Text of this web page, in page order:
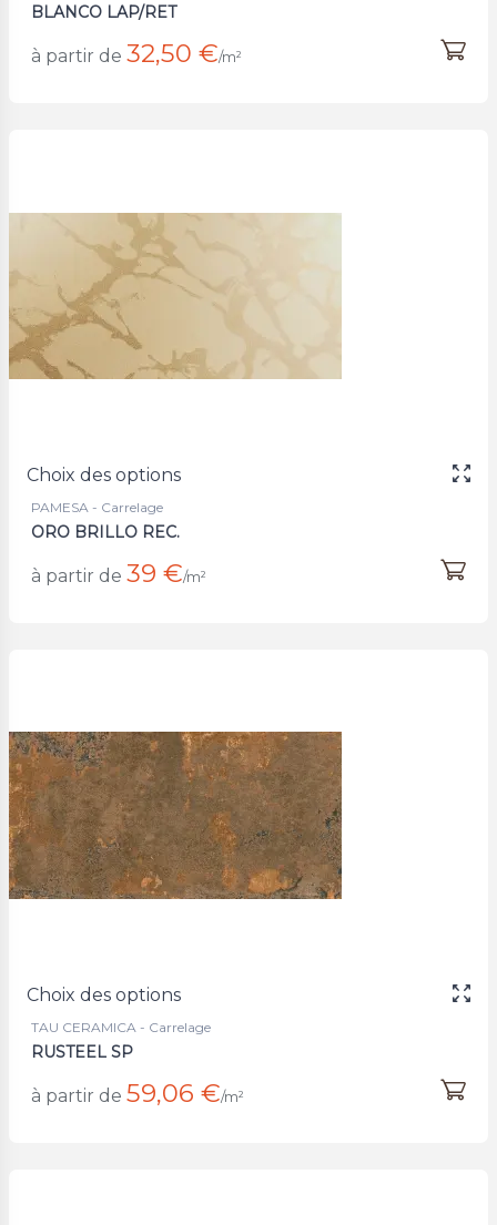
BLANCO LAP/RET
à partir de 32,50 €/m²
Choix des options
PAMESA - Carrelage
ORO BRILLO REC.
à partir de 39 €/m²
Choix des options
TAU CERAMICA - Carrelage
RUSTEEL SP
à partir de 59,06 €/m²